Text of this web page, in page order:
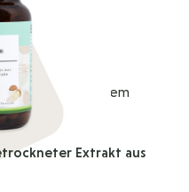
aus kultiviertem
Extrakt aus